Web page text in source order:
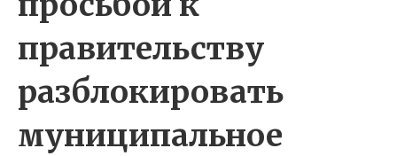
правительству
разблокировать
муниципальное